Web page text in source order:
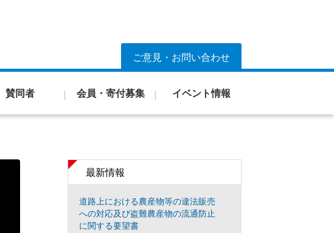
ご意見・お問い合わせ
賛同者 会員・寄付募集 イベント情報
最新情報
道路上における農産物等の違法販売
への対応及び盗難農産物の流通防止
に関する要望書